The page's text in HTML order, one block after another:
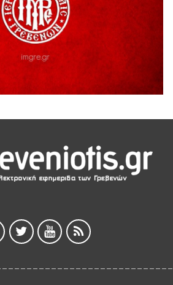
Συλλόγου Ταξιάρχη προς κ.
του Α΄ κλάδου ύδρευσης
του «Πολιτιστικού
βραβευμένη ταινία «Μικρές